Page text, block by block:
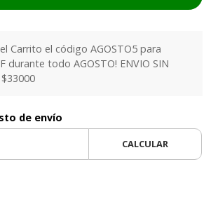
Carrito el código AGOSTO5 para
durante todo AGOSTO! ENVIO SIN
$33000
de envío
CALCULAR